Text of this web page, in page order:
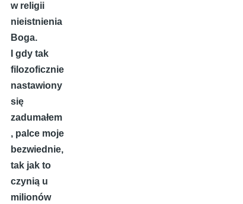
w religii
nieistnienia
Boga.
I gdy tak
filozoficznie
nastawiony
się
zadumałem
, palce moje
bezwiednie,
tak jak to
czynią u
milionów